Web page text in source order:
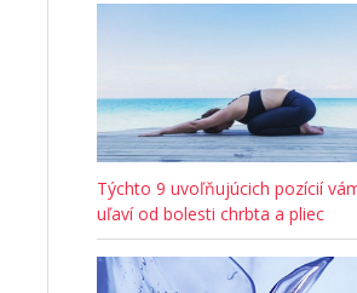
Týchto 9 uvoľňujúcich pozícií
uľaví od bolesti chrbta a pliec